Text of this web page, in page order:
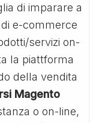
di imparare a
e-commerce
servizi on-
la piattforma
della vendita
Magento
o on-line,